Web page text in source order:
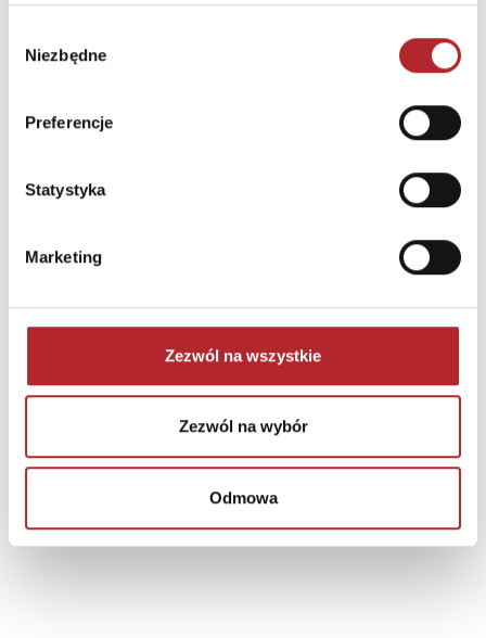
zgody
Niezbędne
Preferencje
Statystyka
Marketing
Zezwól na wszystkie
Zezwól na wybór
Odmowa
Miasto
info@schmidtspiele.de
INNI KLIENCI KUPOWALI
Brak danych